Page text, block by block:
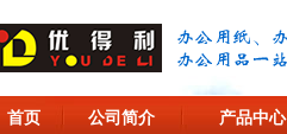
首页 公司简介 产品中心